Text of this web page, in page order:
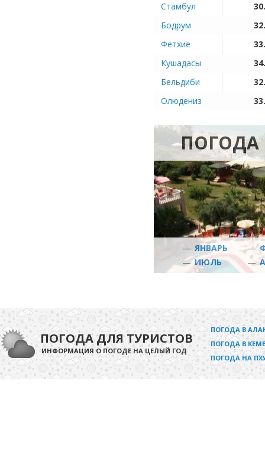
Стамбул
Бодрум
Фетхие
Кушадасы
Бельдиби
Олюдениз
ПОГОДА
— ЯНВАРЬ —
—ИЮЛЬ —
ПОГОДА ДЛЯ ТУРИСТОВ
ИНФОРМАЦИЯ О ПОГОДЕ НА ЦЕЛЫЙ ГОД
ПОГОДА В
ПОГОДА В
ПОГОДА НА